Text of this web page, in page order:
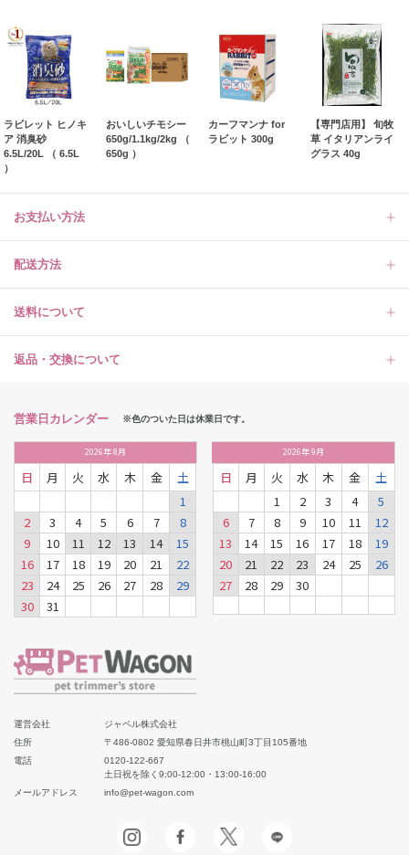
ラビレット ヒノキ
ア 消臭砂
6.5L/20L （ 6.5L
）
おいしいチモシー
650g/1.1kg/2kg （
650g ）
カーフマンナ for
ラビット 300g
【専門店用】 旬牧
草 イタリアンライ
グラス 40g
お支払い方法
配送方法
送料について
返品・交換について
営業日カレンダー ※色のついた日は休業日です。
2026年8月
日 月 火 水 木 金
土
1
2
3 4 5 6 7
8
9
10 11 12 13 14
15
16
17 18 19 20 21
22
23
24 25 26 27 28
29
30
31
2026年9月
日 月 火 水 木 金
土
1
2 3 4
5
6
7 8 9 10 11
12
13
14 15 16 17 18
19
20
21 22 23 24 25
26
27
28 29 30
運営会社
ジャペル株式会社
住所
〒486-0802 愛知県春日井市桃山町3丁目105番地
電話
0120-122-667
土日祝を除く9:00-12:00・13:00-16:00
メールアドレス
info@pet-wagon.com